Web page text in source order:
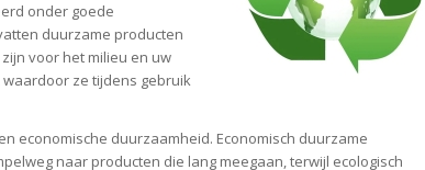
onder goede
duurzame producten
voor het milieu en uw
waardoor ze tijdens gebruik
economische duurzaamheid. Economisch duurzame
naar producten die lang meegaan, terwijl ecologisch